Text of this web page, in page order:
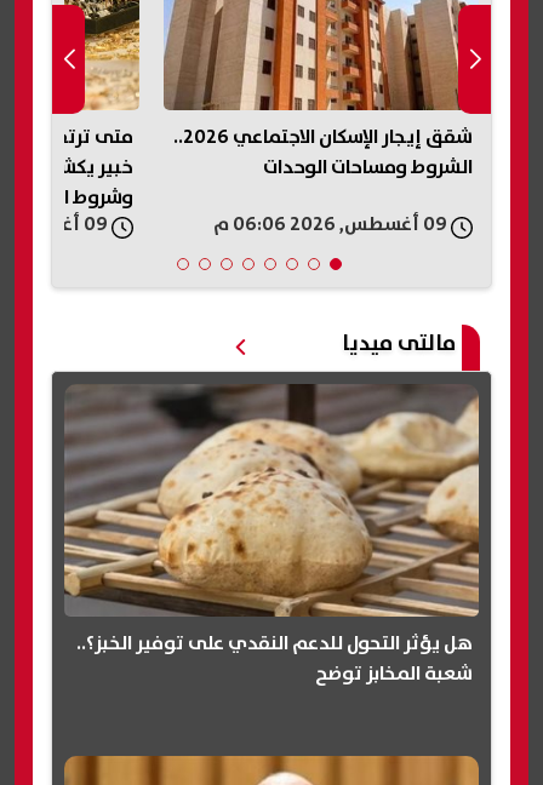
شقق إيجار الإسكان الاجتماعي 2026..
الشروط ومساحات الوحدات
متى ترتفع
خبير يكشف
وشروط القفزة
مالتى ميديا
هل يؤثر التحول للدعم النقدي على توفير الخبز؟..
شعبة المخابز توضح